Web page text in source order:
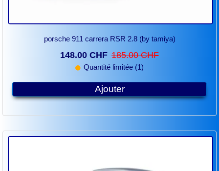
porsche 911 carrera RSR 2.8 (by tamiya)
148.00 CHF 185.00 CHF
Quantité limitée (1)
Ajouter